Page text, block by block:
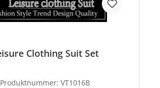
Clothing Suit Set
Produktnummer: VT1016B